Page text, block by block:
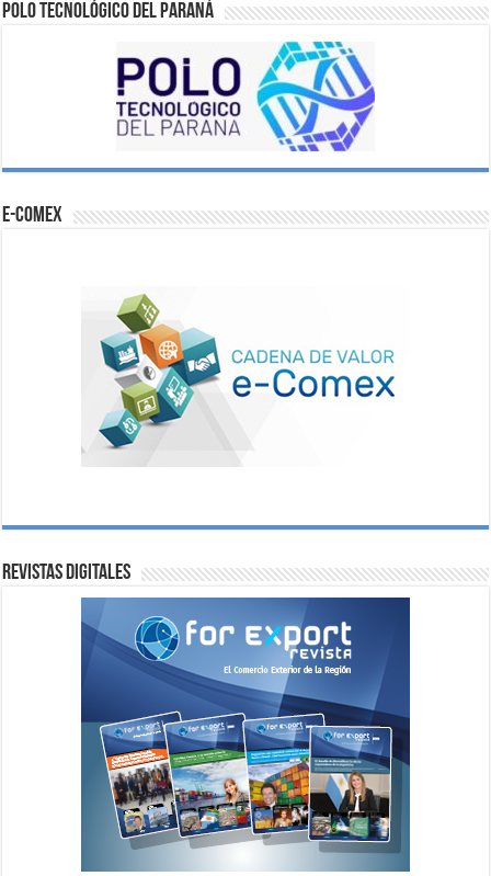
Polo Tecnológico del Paraná
e-comex
Revistas digitales